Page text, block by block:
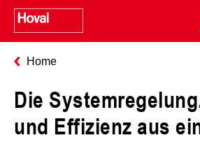
Home
Die
und Effizienz aus